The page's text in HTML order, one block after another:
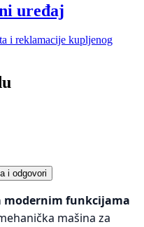
uređaj
i reklamacije kupljenog
i odgovori
modernim funkcijama
mašina za